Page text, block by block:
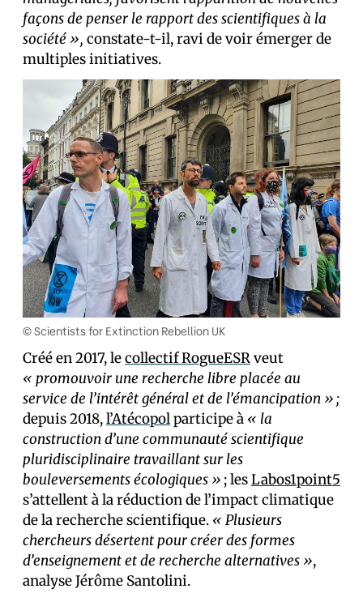
façons de penser le rapport des scientifiques à la
société », constate-t-il, ravi de voir émerger de
multiples initiatives.
© Scientists for Extinction Rebellion UK
Créé en 2017, lecollectif RogueESRveut
« promouvoir une recherche libre placée au
service de l’intérêt général et de l’émancipation » ;
depuis 2018,l’Atécopolparticipe à « la
construction d’une communauté scientifique
pluridisciplinaire travaillant sur les
bouleversements écologiques » ; lesLabos1point5
s’attellent à la réduction de l’impact climatique
de la recherche scientifique. « Plusieurs
chercheurs désertent pour créer des formes
d’enseignement et de recherche alternatives »,
analyse Jérôme Santolini.